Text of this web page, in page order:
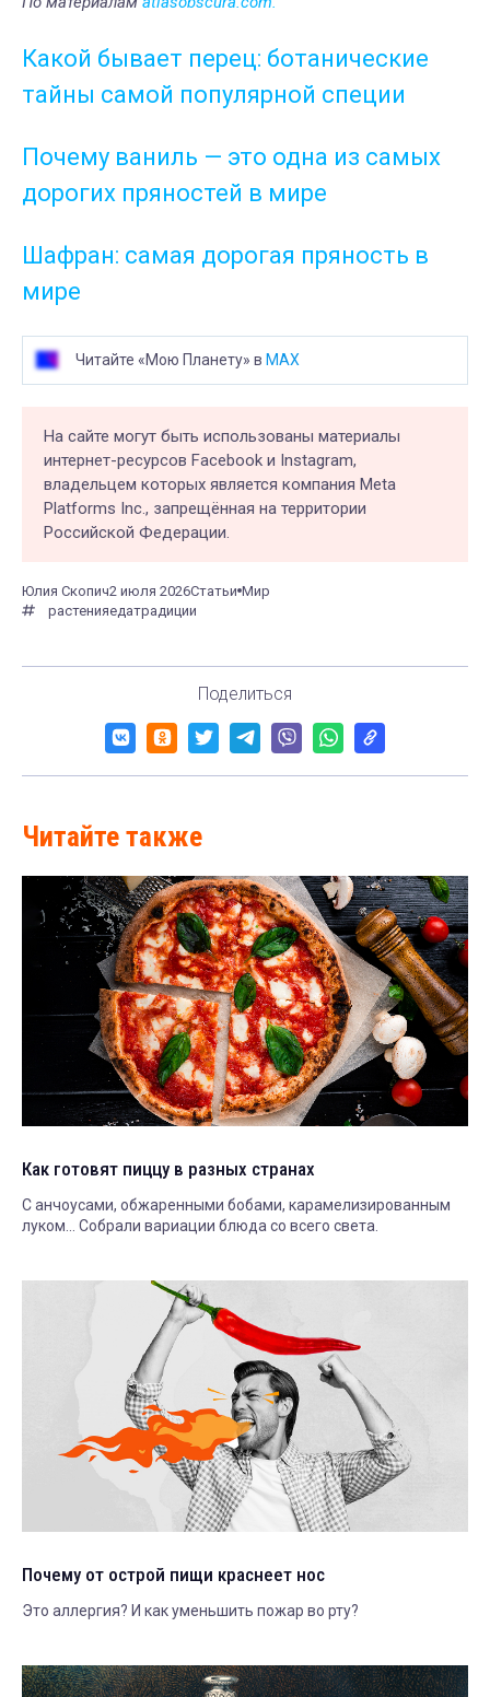
Какой бывает перец: ботанические
тайны самой популярной специи
Почему ваниль — это одна из самых
дорогих пряностей в мире
Шафран: самая дорогая пряность в
мире
Читайте «Мою Планету» в MAX
На сайте могут быть использованы материалы
интернет-ресурсов Facebook и Instagram,
владельцем которых является компания Meta
Platforms Inc., запрещённая на территории
Российской Федерации.
Юлия Скопич2 июля 2026Статьи Мир
растенияедатрадиции
Поделиться
Читайте также
Как готовят пиццу в разных странах
С анчоусами, обжаренными бобами, карамелизированным
луком... Собрали вариации блюда со всего света.
Почему от острой пищи краснеет нос
Это аллергия? И как уменьшить пожар во рту?